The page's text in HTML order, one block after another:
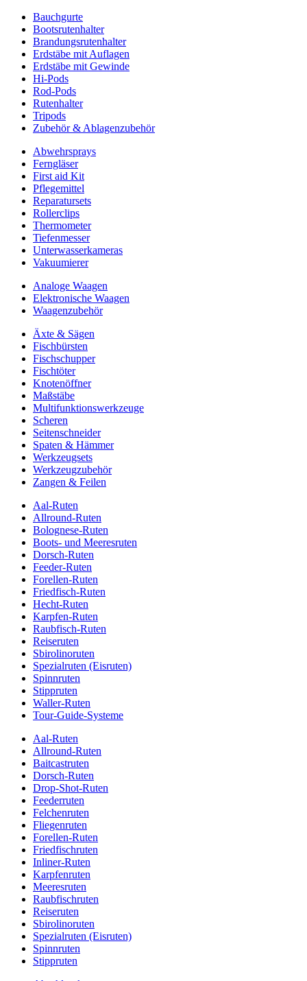
Bauchgurte
Bootsrutenhalter
Brandungsrutenhalter
Erdstäbe mit Auflagen
Erdstäbe mit Gewinde
Hi-Pods
Rod-Pods
Rutenhalter
Tripods
Zubehör & Ablagenzubehör
Abwehrsprays
Ferngläser
First aid Kit
Pflegemittel
Reparatursets
Rollerclips
Thermometer
Tiefenmesser
Unterwasserkameras
Vakuumierer
Analoge Waagen
Elektronische Waagen
Waagenzubehör
Äxte & Sägen
Fischbürsten
Fischschupper
Fischtöter
Knotenöffner
Maßstäbe
Multifunktionswerkzeuge
Scheren
Seitenschneider
Spaten & Hämmer
Werkzeugsets
Werkzeugzubehör
Zangen & Feilen
Aal-Ruten
Allround-Ruten
Bolognese-Ruten
Boots- und Meeresruten
Dorsch-Ruten
Feeder-Ruten
Forellen-Ruten
Friedfisch-Ruten
Hecht-Ruten
Karpfen-Ruten
Raubfisch-Ruten
Reiseruten
Sbirolinoruten
Spezialruten (Eisruten)
Spinnruten
Stippruten
Waller-Ruten
Tour-Guide-Systeme
Aal-Ruten
Allround-Ruten
Baitcastruten
Dorsch-Ruten
Drop-Shot-Ruten
Feederruten
Felchenruten
Fliegenruten
Forellen-Ruten
Friedfischruten
Inliner-Ruten
Karpfenruten
Meeresruten
Raubfischruten
Reiseruten
Sbirolinoruten
Spezialruten (Eisruten)
Spinnruten
Stippruten